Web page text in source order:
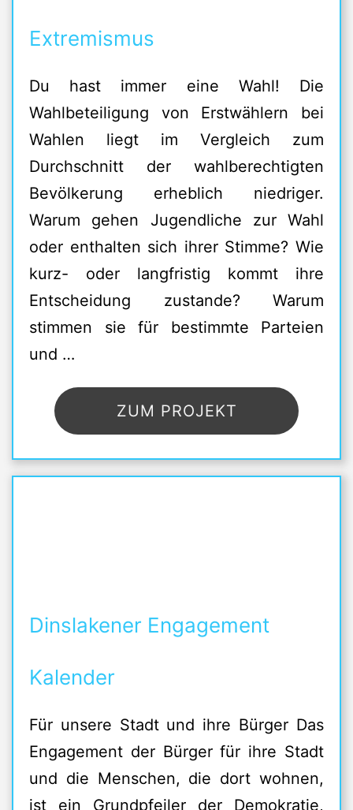
Extremismus
Du hast immer eine Wahl! Die
Wahlbeteiligung von Erstwählern bei
Wahlen liegt im Vergleich zum
Durchschnitt der wahlberechtigten
Bevölkerung erheblich niedriger.
Warum gehen Jugendliche zur Wahl
oder enthalten sich ihrer Stimme? Wie
kurz- oder langfristig kommt ihre
Entscheidung zustande? Warum
stimmen sie für bestimmte Parteien
und …
ZUM PROJEKT
Dinslakener Engagement
Kalender
Für unsere Stadt und ihre Bürger Das
Engagement der Bürger für ihre Stadt
und die Menschen, die dort wohnen,
ist ein Grundpfeiler der Demokratie,